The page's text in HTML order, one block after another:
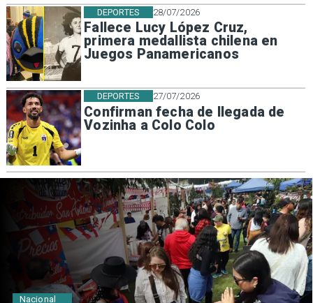
28/07/2026
Fallece Lucy López Cruz,
primera medallista chilena en
Juegos Panamericanos
DEPORTES
27/07/2026
Confirman fecha de llegada de
Vozinha a Colo Colo
DEPORTES
Nacional